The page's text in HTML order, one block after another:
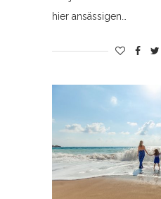
hier ansässigen…